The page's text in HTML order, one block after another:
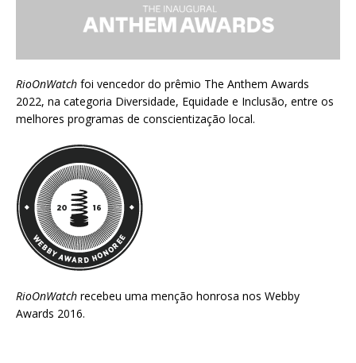
RioOnWatch foi vencedor do prêmio The Anthem Awards
2022, na categoria Diversidade, Equidade e Inclusão, entre os
melhores programas de conscientização local.
RioOnWatch recebeu uma menção honrosa nos Webby
Awards 2016.